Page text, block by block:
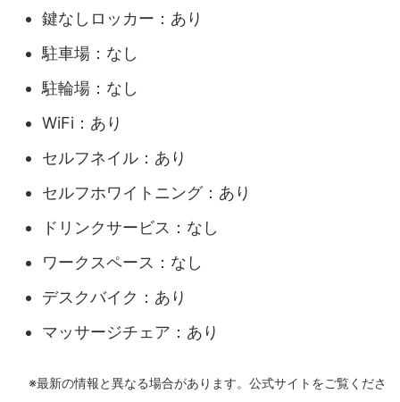
鍵なしロッカー：あり
駐車場：なし
駐輪場：なし
WiFi：あり
セルフネイル：あり
セルフホワイトニング：あり
ドリンクサービス：なし
ワークスペース：なし
デスクバイク：あり
マッサージチェア：あり
※最新の情報と異なる場合があります。公式サイトをご覧くださ